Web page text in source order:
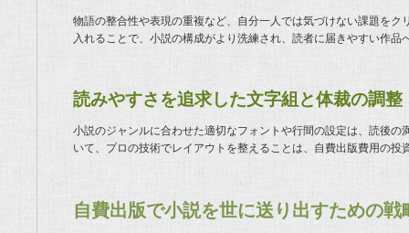
物語の整合性や表現の重複など、自分一人では気づけない課題を
入れることで、小説の構成がより洗練され、読者に届きやすい作品
読みやすさを追求した文字組と体裁の調整
小説のジャンルに合わせた適切なフォントや行間の設定は、読後
いて、プロの技術でレイアウトを整えることは、自費出版費用の
自費出版で小説を世に送り出すための戦